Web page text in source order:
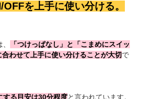
を上手に使い分ける。
「つけっぱなし」と「こまめにスイッ
わせて上手に使い分けることが大切で
する目安は30分程度と言われています。